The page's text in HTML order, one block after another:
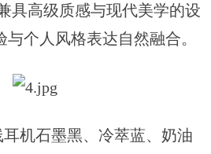
具高级质感与现代美学的设
个人风格表达自然融合。
机石墨黑、冷萃蓝、奶油